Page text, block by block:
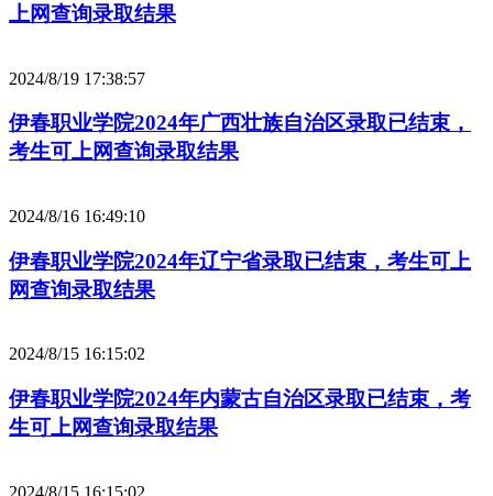
上网查询录取结果
2024/8/19 17:38:57
伊春职业学院2024年广西壮族自治区录取已结束，
考生可上网查询录取结果
2024/8/16 16:49:10
伊春职业学院2024年辽宁省录取已结束，考生可上
网查询录取结果
2024/8/15 16:15:02
伊春职业学院2024年内蒙古自治区录取已结束，考
生可上网查询录取结果
2024/8/15 16:15:02